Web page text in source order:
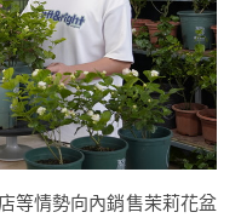
等情勢向內銷售茉莉花盆